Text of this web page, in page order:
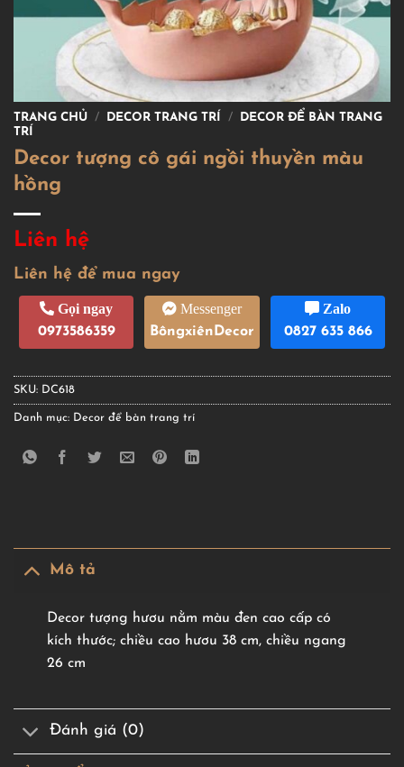
TRANG CHỦ / DECOR TRANG TRÍ /
DECOR ĐỂ BÀN TRANG
TRÍ
Decor tượng cô gái ngồi thuyền màu
hồng
Liên hệ
Liên hệ để mua ngay
Gọi ngay
0973586359
Messenger
BôngxiênDecor
Zalo
0827 635 866
SKU: DC618
Danh mục: Decor để bàn trang trí
Mô tả
Decor tượng hươu nằm màu đen cao cấp có
kích thước; chiều cao hươu 38 cm, chiều ngang
26 cm
Đánh giá (0)